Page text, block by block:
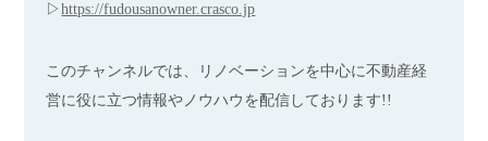
▷https://fudousanowner.crasco.jp
このチャンネルでは、リノベーションを中心に不動産経
営に役に立つ情報やノウハウを配信しております!!